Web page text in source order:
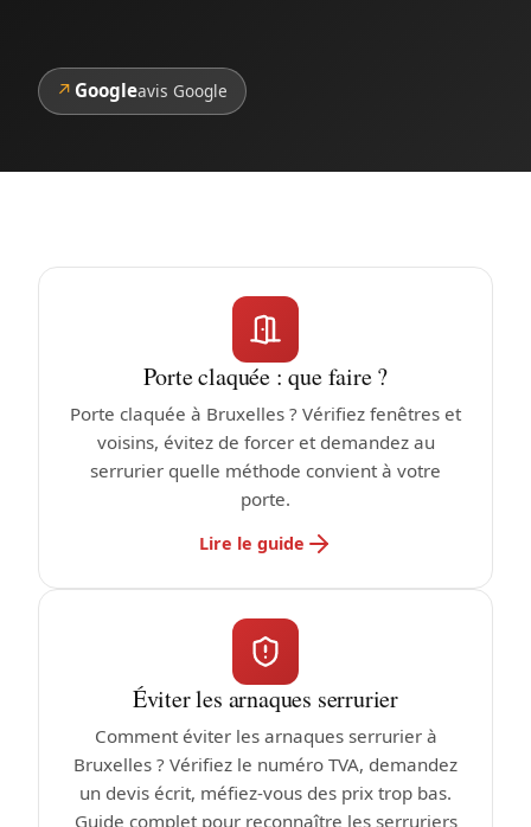
↗ Googleavis Google
Porte claquée : que faire ?
Porte claquée à Bruxelles ? Vérifiez fenêtres et
voisins, évitez de forcer et demandez au
serrurier quelle méthode convient à votre
porte.
Lire le guide
Éviter les arnaques serrurier
Comment éviter les arnaques serrurier à
Bruxelles ? Vérifiez le numéro TVA, demandez
un devis écrit, méfiez-vous des prix trop bas.
Guide complet pour reconnaître les serruriers